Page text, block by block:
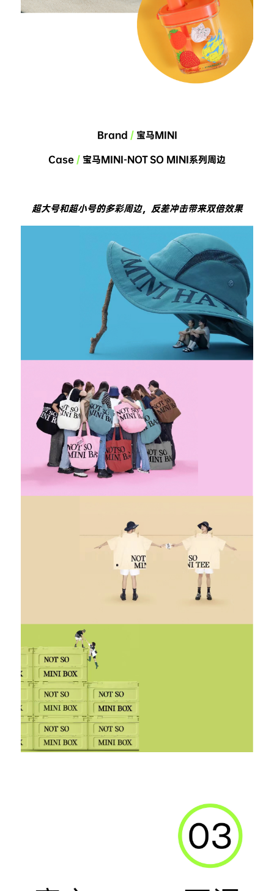
Brand / 宝马MINI
Case / 宝马MINI-NOT SO MINI系列周边
超大号和超小号的多彩周边，反差冲击带来双倍效果